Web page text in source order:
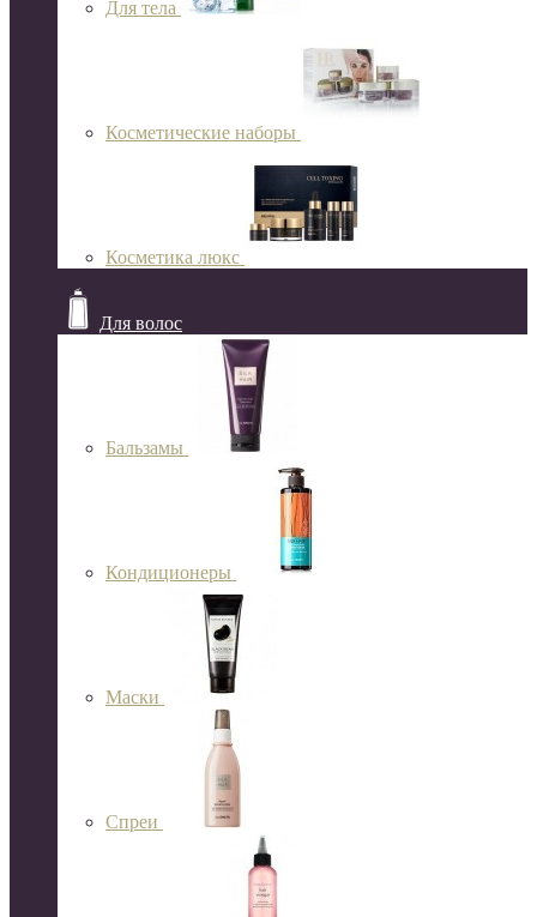
Для тела
Косметические наборы
Косметика люкс
Для волос
Бальзамы
Кондиционеры
Маски
Спреи